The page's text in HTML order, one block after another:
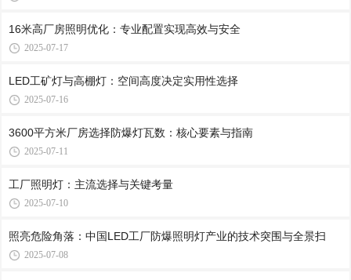
16米高厂房照明优化：专业配置实现高效与安全
2025-07-17
LED工矿灯与高棚灯：空间高度决定实用性选择
2025-07-16
3600平方米厂房选择防爆灯瓦数：核心要素与指南
2025-07-11
工厂照明灯：主流选择与关键考量
2025-07-10
照亮危险角落：中国LED工厂防爆照明灯产业的技术突围与全景扫
2025-07-08